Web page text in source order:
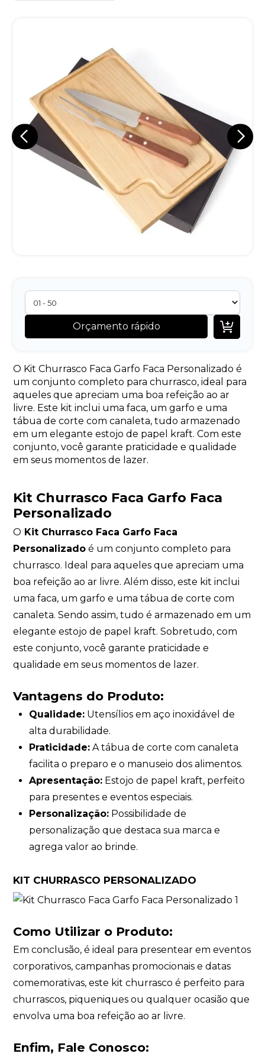
Orçamento rápido 
O Kit Churrasco Faca Garfo Faca Personalizado é
um conjunto completo para churrasco, ideal para
aqueles que apreciam uma boa refeição ao ar
livre. Este kit inclui uma faca, um garfo e uma
tábua de corte com canaleta, tudo armazenado
em um elegante estojo de papel kraft. Com este
conjunto, você garante praticidade e qualidade
em seus momentos de lazer.
Kit Churrasco Faca Garfo Faca
Personalizado
O Kit Churrasco Faca Garfo Faca
Personalizado é um conjunto completo para
churrasco. Ideal para aqueles que apreciam uma
boa refeição ao ar livre. Além disso, este kit inclui
uma faca, um garfo e uma tábua de corte com
canaleta. Sendo assim, tudo é armazenado em um
elegante estojo de papel kraft. Sobretudo, com
este conjunto, você garante praticidade e
qualidade em seus momentos de lazer.
Vantagens do Produto:
Qualidade:Utensílios em aço inoxidável de
alta durabilidade.
Praticidade:A tábua de corte com canaleta
facilita o preparo e o manuseio dos alimentos.
Apresentação:Estojo de papel kraft, perfeito
para presentes e eventos especiais.
Personalização:Possibilidade de
personalização que destaca sua marca e
agrega valor ao brinde.
KIT CHURRASCO PERSONALIZADO
Como Utilizar o Produto:
Em conclusão, é ideal para presentear em eventos
corporativos, campanhas promocionais e datas
comemorativas, este kit churrasco é perfeito para
churrascos, piqueniques ou qualquer ocasião que
envolva uma boa refeição ao ar livre.
Enfim, Fale Conosco:
Eu concordo em receber comunicações.
A nossa empresa está comprometida a proteger e respeitar
sua privacidade, utilizaremos seus dados apenas para fins
de marketing. Você pode alterar suas preferências a
qualquer momento.
Iniciar conversa